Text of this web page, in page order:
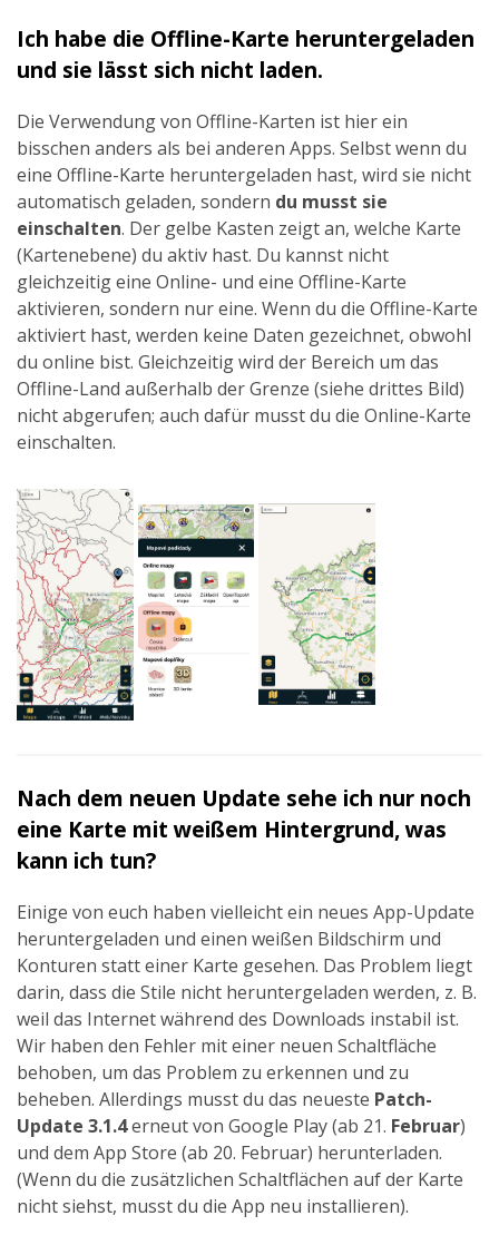
Ich habe die Offline-Karte heruntergeladen
und sie lässt sich nicht laden.
Die Verwendung von Offline-Karten ist hier ein
bisschen anders als bei anderen Apps. Selbst wenn du
eine Offline-Karte heruntergeladen hast, wird sie nicht
automatisch geladen, sondern du musst sie
einschalten. Der gelbe Kasten zeigt an, welche Karte
(Kartenebene) du aktiv hast. Du kannst nicht
gleichzeitig eine Online- und eine Offline-Karte
aktivieren, sondern nur eine. Wenn du die Offline-Karte
aktiviert hast, werden keine Daten gezeichnet, obwohl
du online bist. Gleichzeitig wird der Bereich um das
Offline-Land außerhalb der Grenze (siehe drittes Bild)
nicht abgerufen; auch dafür musst du die Online-Karte
einschalten.
Nach dem neuen Update sehe ich nur noch
eine Karte mit weißem Hintergrund, was
kann ich tun?
Einige von euch haben vielleicht ein neues App-Update
heruntergeladen und einen weißen Bildschirm und
Konturen statt einer Karte gesehen. Das Problem liegt
darin, dass die Stile nicht heruntergeladen werden, z. B.
weil das Internet während des Downloads instabil ist.
Wir haben den Fehler mit einer neuen Schaltfläche
behoben, um das Problem zu erkennen und zu
beheben. Allerdings musst du das neueste Patch-
Update 3.1.4erneut von Google Play (ab 21. Februar)
und dem App Store (ab 20. Februar) herunterladen.
(Wenn du die zusätzlichen Schaltflächen auf der Karte
nicht siehst, musst du die App neu installieren).